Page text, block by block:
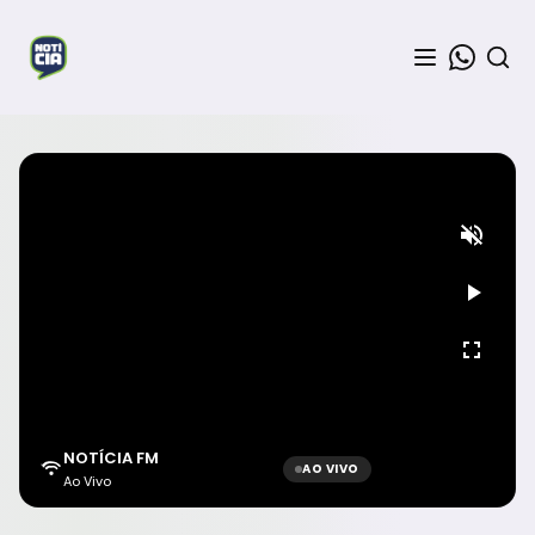
NOTÍCIA FM
Ao Vivo
AO VIVO